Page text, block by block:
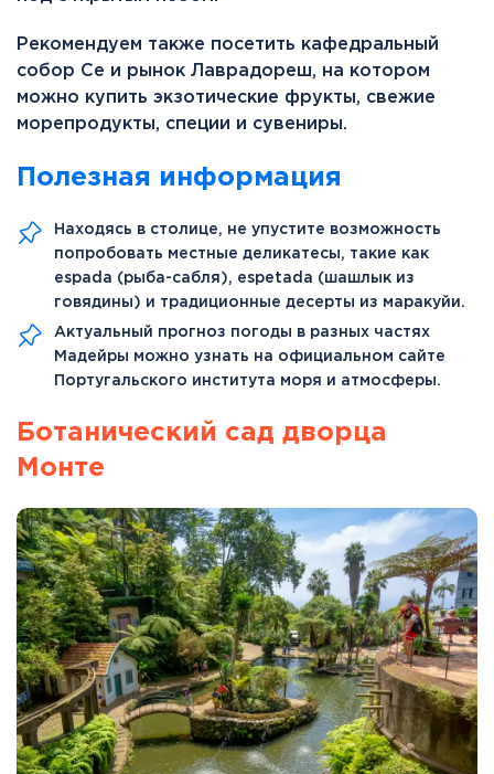
Рекомендуем также посетить кафедральный
собор Cе и рынок Лаврадореш, на котором
можно купить экзотические фрукты, свежие
морепродукты, специи и сувениры.
Полезная информация
Находясь в столице, не упустите возможность
попробовать местные деликатесы, такие как
espada (рыба-сабля), espetada (шашлык из
говядины) и традиционные десерты из маракуйи.
Актуальный прогноз погоды в разных частях
Мадейры можно узнать на официальном сайте
Португальского института моря и атмосферы.
Ботанический сад дворца
Монте